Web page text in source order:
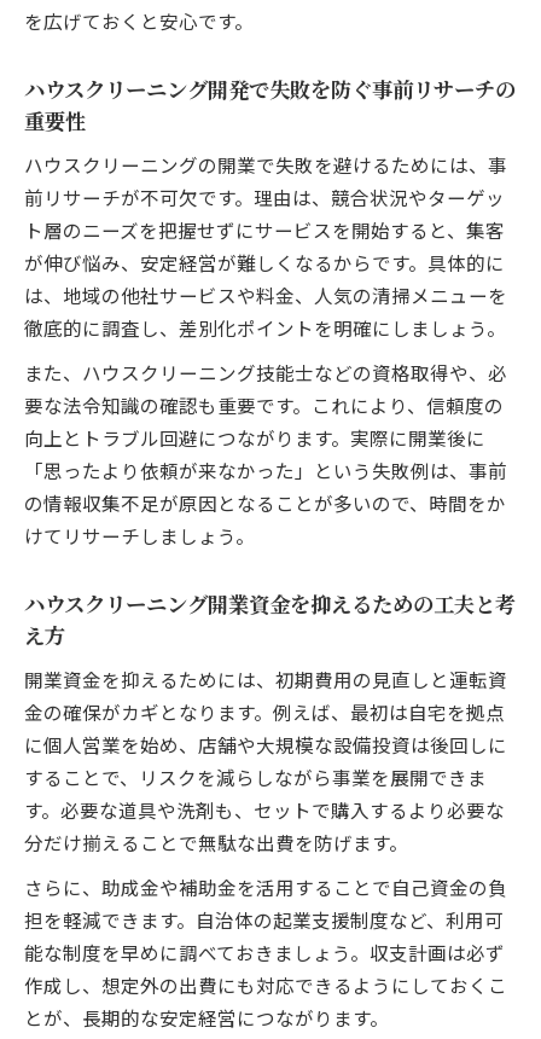
ーニング実例
ント解説
体験談紹介
開業資金や道具選びで失敗しないポイント解説
ハウスクリーニング開業資金を抑える選択
肢と工夫
ハウスクリーニング開業道具選びの基本と
注意点
無駄な出費を防ぐハウスクリーニング資金
計画の立て方
ハウスクリーニング開業で必要な道具リス
トと選び方
失敗しやすい資金配分を回避するハウスク
リーニング術
助成金を活かしたハウスクリーニング開業
資金計画
ハウスクリーニング開発で助成金を得るた
めの準備
助成金申請がハウスクリーニング安定経営
開業時に知っておきたいハウスクリーニン
グ助成金情報
を広げておくと安心です。
ハウスクリーニング開発で失敗を防ぐ事前リサーチの
重要性
ハウスクリーニングの開業で失敗を避けるためには、事
前リサーチが不可欠です。理由は、競合状況やターゲッ
ト層のニーズを把握せずにサービスを開始すると、集客
が伸び悩み、安定経営が難しくなるからです。具体的に
は、地域の他社サービスや料金、人気の清掃メニューを
徹底的に調査し、差別化ポイントを明確にしましょう。
また、ハウスクリーニング技能士などの資格取得や、必
要な法令知識の確認も重要です。これにより、信頼度の
向上とトラブル回避につながります。実際に開業後に
「思ったより依頼が来なかった」という失敗例は、事前
の情報収集不足が原因となることが多いので、時間をか
けてリサーチしましょう。
ハウスクリーニング開業資金を抑えるための工夫と考
え方
開業資金を抑えるためには、初期費用の見直しと運転資
金の確保がカギとなります。例えば、最初は自宅を拠点
に個人営業を始め、店舗や大規模な設備投資は後回しに
することで、リスクを減らしながら事業を展開できま
す。必要な道具や洗剤も、セットで購入するより必要な
分だけ揃えることで無駄な出費を防げます。
さらに、助成金や補助金を活用することで自己資金の負
担を軽減できます。自治体の起業支援制度など、利用可
能な制度を早めに調べておきましょう。収支計画は必ず
作成し、想定外の出費にも対応できるようにしておくこ
とが、長期的な安定経営につながります。